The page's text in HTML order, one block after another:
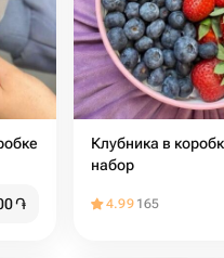
֏
Клубника в
набор
4.99 165